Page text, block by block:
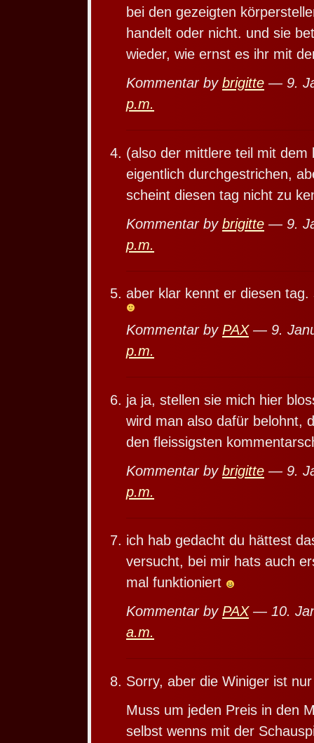
bei den gezeigten
handelt oder nicht. und sie
wieder, wie ernst es ihr mit
Kommentar by brigitte — 9.
p.m.
(also der mittlere teil mit dem
eigentlich durchgestrichen,
scheint diesen tag nicht zu
Kommentar by brigitte — 9.
p.m.
aber klar kennt er diesen
Kommentar by PAX— 9.
p.m.
ja ja, stellen sie mich hier
wird man also dafür belohnt,
den fleissigsten
Kommentar by brigitte — 9.
p.m.
ich hab gedacht du hättest
versucht, bei mir hats auch
mal funktioniert
Kommentar by PAX— 10.
a.m.
Sorry, aber die Winiger ist
Muss um jeden Preis in den
selbst wenns mit der